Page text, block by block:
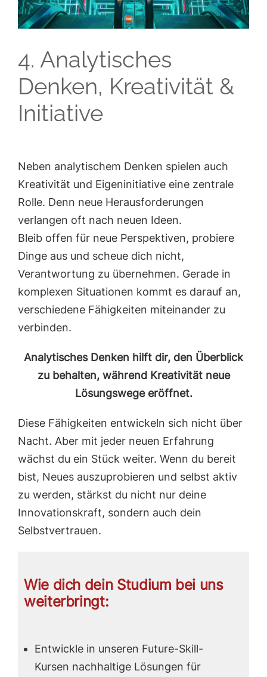
4. Analytisches
Denken, Kreativität &
Initiative
Neben analytischem Denken spielen auch
Kreativität und Eigeninitiative eine zentrale
Rolle. Denn neue Herausforderungen
verlangen oft nach neuen Ideen.
Bleib offen für neue Perspektiven, probiere
Dinge aus und scheue dich nicht,
Verantwortung zu übernehmen. Gerade in
komplexen Situationen kommt es darauf an,
verschiedene Fähigkeiten miteinander zu
verbinden.
Analytisches Denken hilft dir, den Überblick
zu behalten, während Kreativität neue
Lösungswege eröffnet.
Diese Fähigkeiten entwickeln sich nicht über
Nacht. Aber mit jeder neuen Erfahrung
wächst du ein Stück weiter. Wenn du bereit
bist, Neues auszuprobieren und selbst aktiv
zu werden, stärkst du nicht nur deine
Innovationskraft, sondern auch dein
Selbstvertrauen.
Wie dich dein Studium bei uns
weiterbringt:
Entwickle in unseren Future-Skill-
Kursen nachhaltige Lösungen für